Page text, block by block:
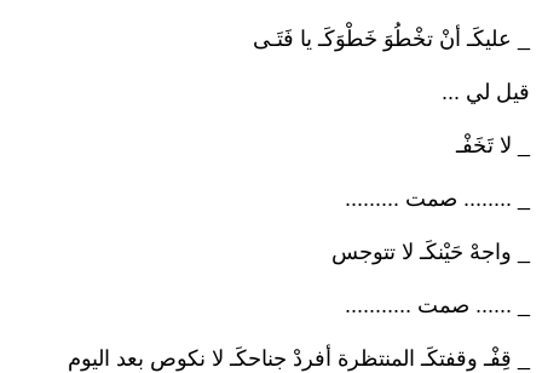
_ عليكَـ أنْ تخْطُوَ خَطْوَكَـ يا فَتَـى
قيل لي ...
_ لا تَخَفْـ
_ ........ صمت .........
_ واجهْ حَيْنكَـ لا تتوجس
_ ...... صمت ...........
_ قِفْـ وقفتكَـ المنتظرة أفردْ جناحكَـ لا نكوص بعد اليوم